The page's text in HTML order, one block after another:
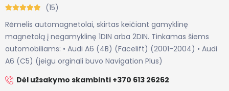
(15)
Rėmelis automagnetolai, skirtas keičiant gamyklinę
magnetolą į negamyklinę 1DIN arba 2DIN. Tinkamas šiems
automobiliams: • Audi A6 (4B) (Facelift) (2001-2004) • Audi
A6 (C5) (jeigu orginali buvo Navigation Plus)
Dėl užsakymo skambinti +370 613 26262